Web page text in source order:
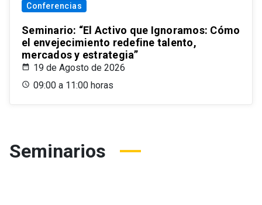
Conferencias
Seminario: “El Activo que Ignoramos: Cómo
el envejecimiento redefine talento,
mercados y estrategia”
19 de Agosto de 2026
09:00 a 11:00 horas
Seminarios